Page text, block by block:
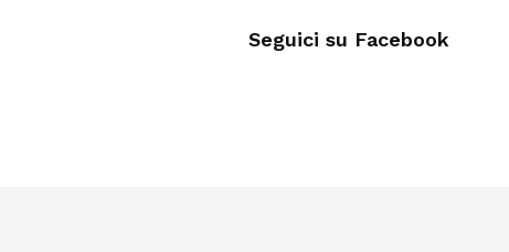
Seguici su Facebook